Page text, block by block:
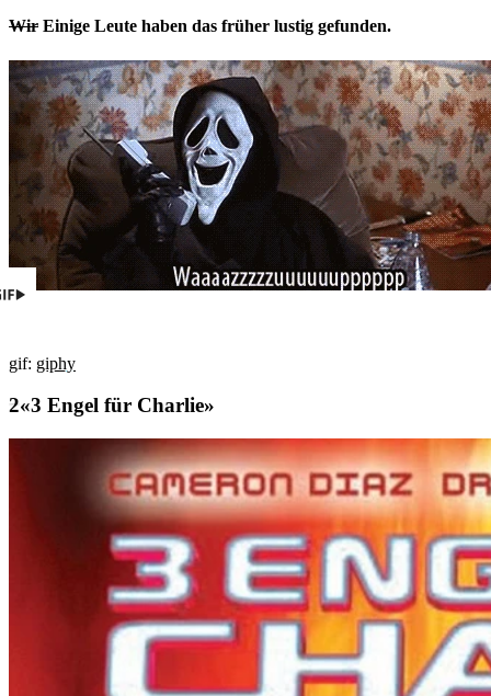
Wir Einige Leute haben das früher lustig gefunden.
gif: giphy
«3 Engel für Charlie»